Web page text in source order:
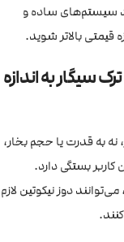
سیستم‌های ساده و
قیمتی بالاتر شوید.
برای ترک سیگار به اندازه
نه به قدرت یا حجم بخار،
کاربر بستگی دارد.
دوز نیکوتین لازم